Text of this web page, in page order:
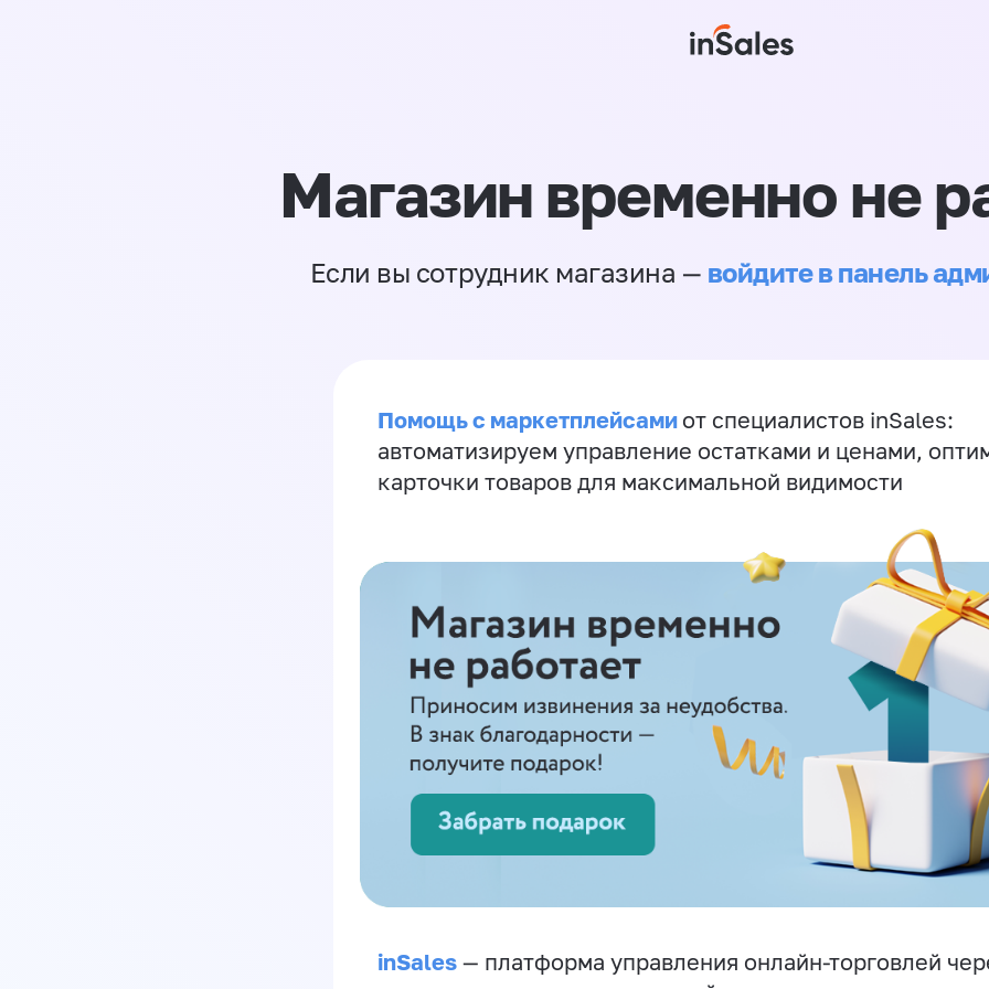
Магазин временно не
Если вы сотрудник магазина — войдите в панель
Помощь с маркетплейсами от специалистов inSales:
автоматизируем управление остатками и ценами,
карточки товаров для максимальной видимости
inSales — платформа управления онлайн-торговлей